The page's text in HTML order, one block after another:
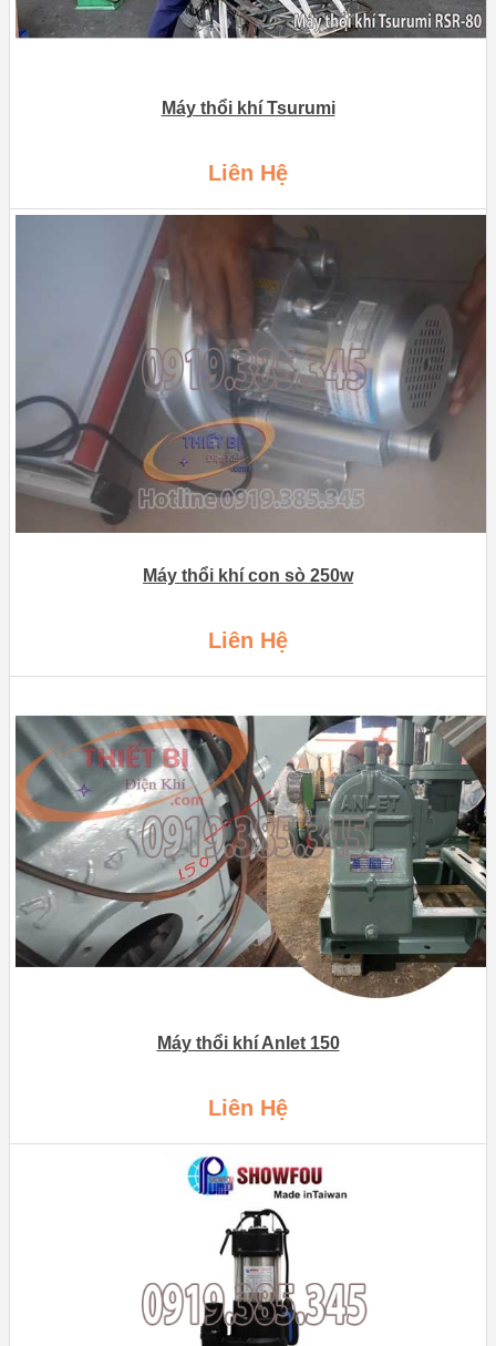
Máy thổi khí Tsurumi
Liên Hệ
Máy thổi khí con sò 250w
Liên Hệ
Máy thổi khí Anlet 150
Liên Hệ